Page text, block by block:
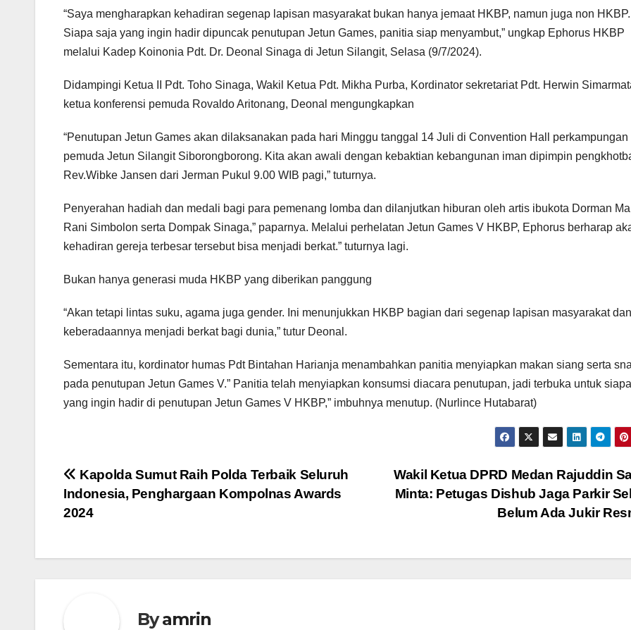
“Saya mengharapkan kehadiran segenap lapisan masyarakat bukan hanya jemaat HKBP, namun juga non HKBP.
Siapa saja yang ingin hadir dipuncak penutupan Jetun Games, panitia siap menyambut,” ungkap Ephorus HKBP
melalui Kadep Koinonia Pdt. Dr. Deonal Sinaga di Jetun Silangit, Selasa (9/7/2024).
Didampingi Ketua II Pdt. Toho Sinaga, Wakil Ketua Pdt. Mikha Purba, Kordinator sekretariat Pdt. Herwin
ketua konferensi pemuda Rovaldo Aritonang, Deonal mengungkapkan
“Penutupan Jetun Games akan dilaksanakan pada hari Minggu tanggal 14 Juli di Convention Hall perkampungan
pemuda Jetun Silangit Siborongborong. Kita akan awali dengan kebaktian kebangunan iman dipimpin
Rev.Wibke Jansen dari Jerman Pukul 9.00 WIB pagi,” tuturnya.
Penyerahan hadiah dan medali bagi para pemenang lomba dan dilanjutkan hiburan oleh artis ibukota Dorman
Rani Simbolon serta Dompak Sinaga,” paparnya. Melalui perhelatan Jetun Games V HKBP, Ephorus berharap
kehadiran gereja terbesar tersebut bisa menjadi berkat.” tuturnya lagi.
Bukan hanya generasi muda HKBP yang diberikan panggung
“Akan tetapi lintas suku, agama juga gender. Ini menunjukkan HKBP bagian dari segenap lapisan masyarakat dan
keberadaannya menjadi berkat bagi dunia,” tutur Deonal.
Sementara itu, kordinator humas Pdt Bintahan Harianja menambahkan panitia menyiapkan makan siang serta
pada penutupan Jetun Games V.” Panitia telah menyiapkan konsumsi diacara penutupan, jadi terbuka untuk
yang ingin hadir di penutupan Jetun Games V HKBP,” imbuhnya menutup. (Nurlince Hutabarat)
Navigasi
pos
Wakil Ketua DPRD Medan Rajuddin
Minta: Petugas Dishub Jaga Parkir
Belum Ada Jukir
Kapolda Sumut Raih Polda Terbaik Seluruh
Indonesia, Penghargaan Kompolnas Awards
2024
Byamrin